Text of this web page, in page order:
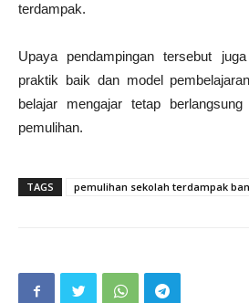
terdampak.
Upaya pendampingan tersebut
praktik baik dan model
belajar mengajar tetap
pemulihan.
TAGS pemulihan sekolah terdampak